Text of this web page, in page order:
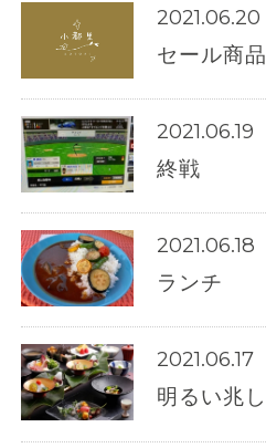
2021.06.20
セール商品
2021.06.19
終戦
2021.06.18
ランチ
2021.06.17
明るい兆し